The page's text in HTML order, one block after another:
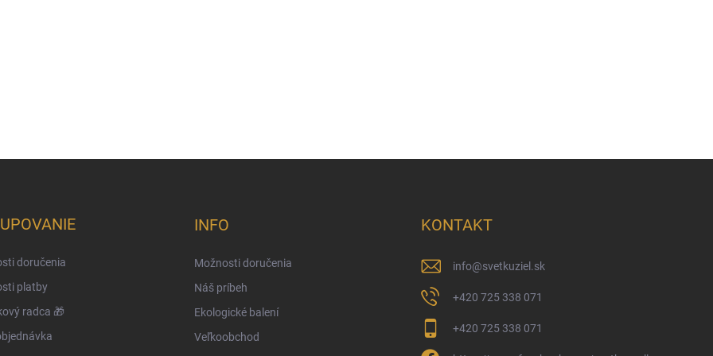
doručenia
platby
radca 🎁
INFO
Možnosti doručenia
Náš príbeh
Ekologické balení
Veľkoobchod
KONTAKT
info@svetkuziel.sk
+420 725 338 071
+420 725 338 071